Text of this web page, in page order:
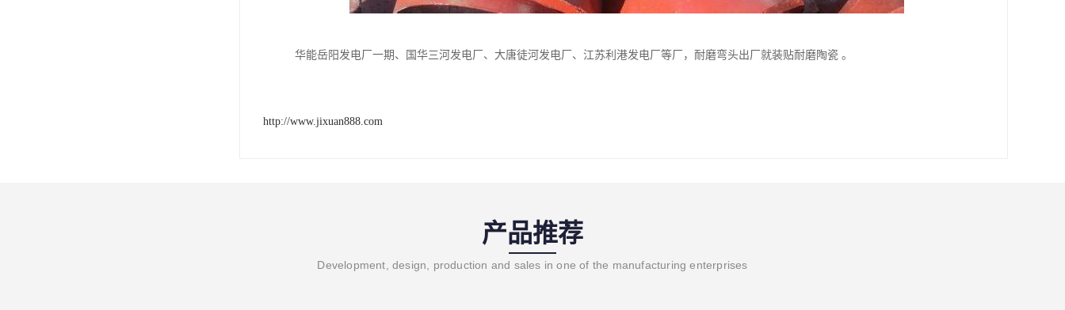
华能岳阳发电厂一期、国华三河发电厂、大唐徒河发电厂、江苏利港发电厂等厂，耐磨弯头出厂就装贴耐磨陶瓷 。
http://www.jixuan888.com
产品推荐
Development, design, production and sales in one of the manufacturing enterprises